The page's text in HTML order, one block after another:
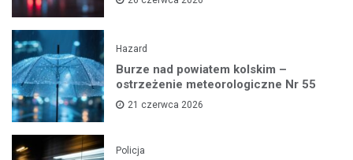
Hazard
Burze nad powiatem kolskim –
ostrzeżenie meteorologiczne Nr 55
21 czerwca 2026
Policja